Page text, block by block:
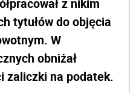
tytułów do objęcia
W
obniżał
zaliczki na podatek.